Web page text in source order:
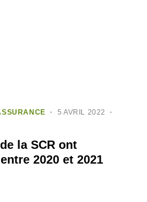
5 AVRIL 2022
la SCR ont
2020 et 2021